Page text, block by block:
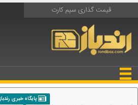
قیمت گذاری سیم کارت
پایگاه خبری رندباز